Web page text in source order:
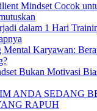
Mindset Cocok
dalam 1 Hari
Karyawan:
Bukan Motivasi
ANDA SEDANG
RAPUH